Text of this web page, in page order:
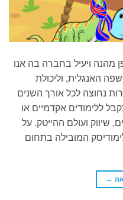
מהנה ויעיל בחברה בה אנו
האנגלית, וליכולת
נחוצה לכל אורך השנים
ללימודים אקדמיים או
ועולם ההייטק. על
המובילה בתחום
→